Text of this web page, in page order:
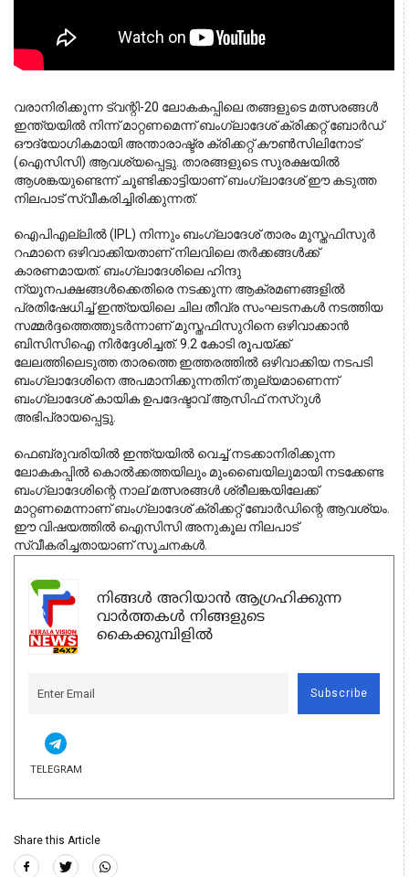
വരാനിരിക്കുന്ന ട്വന്റി-20 ലോകകപ്പിലെ തങ്ങളുടെ മത്സരങ്ങൾ
ഇന്ത്യയിൽ നിന്ന് മാറ്റണമെന്ന് ബംഗ്ലാദേശ് ക്രിക്കറ്റ് ബോർഡ്
ഔദ്യോഗികമായി അന്താരാഷ്ട്ര ക്രിക്കറ്റ് കൗൺസിലിനോട്
(ഐസിസി) ആവശ്യപ്പെട്ടു. താരങ്ങളുടെ സുരക്ഷയിൽ
ആശങ്കയുണ്ടെന്ന് ചൂണ്ടിക്കാട്ടിയാണ് ബംഗ്ലാദേശ് ഈ കടുത്ത
നിലപാട് സ്വീകരിച്ചിരിക്കുന്നത്.
ഐപിഎല്ലിൽ (IPL) നിന്നും ബംഗ്ലാദേശ് താരം മുസ്തഫിസുർ
റഹ്മാനെ ഒഴിവാക്കിയതാണ് നിലവിലെ തർക്കങ്ങൾക്ക്
കാരണമായത്. ബംഗ്ലാദേശിലെ ഹിന്ദു
ന്യൂനപക്ഷങ്ങൾക്കെതിരെ നടക്കുന്ന ആക്രമണങ്ങളിൽ
പ്രതിഷേധിച്ച് ഇന്ത്യയിലെ ചില തീവ്ര സംഘടനകൾ നടത്തിയ
സമ്മർദ്ദത്തെത്തുടർന്നാണ് മുസ്തഫിസുറിനെ ഒഴിവാക്കാൻ
ബിസിസിഐ നിർദ്ദേശിച്ചത്. 9.2 കോടി രൂപയ്ക്ക്
ലേലത്തിലെടുത്ത താരത്തെ ഇത്തരത്തിൽ ഒഴിവാക്കിയ നടപടി
ബംഗ്ലാദേശിനെ അപമാനിക്കുന്നതിന് തുല്യമാണെന്ന്
ബംഗ്ലാദേശ് കായിക ഉപദേഷ്ടാവ് ആസിഫ് നസ്റുൾ
അഭിപ്രായപ്പെട്ടു.
ഫെബ്രുവരിയിൽ ഇന്ത്യയിൽ വെച്ച് നടക്കാനിരിക്കുന്ന
ലോകകപ്പിൽ കൊൽക്കത്തയിലും മുംബൈയിലുമായി നടക്കേണ്ട
ബംഗ്ലാദേശിന്റെ നാല് മത്സരങ്ങൾ ശ്രീലങ്കയിലേക്ക്
മാറ്റണമെന്നാണ് ബംഗ്ലാദേശ് ക്രിക്കറ്റ് ബോർഡിന്റെ ആവശ്യം.
ഈ വിഷയത്തിൽ ഐസിസി അനുകൂല നിലപാട്
സ്വീകരിച്ചതായാണ് സൂചനകൾ.
നിങ്ങൾ അറിയാൻ ആഗ്രഹിക്കുന്ന
വാർത്തകൾ നിങ്ങളുടെ
കൈക്കുമ്പിളിൽ
Subscribe
TELEGRAM
Share this Article